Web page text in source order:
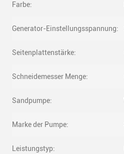
Farbe:
Generator-Einstellungsspannung:
Seitenplattenstärke:
Schneidemesser Menge:
Sandpumpe:
Marke der Pumpe:
Leistungstyp: